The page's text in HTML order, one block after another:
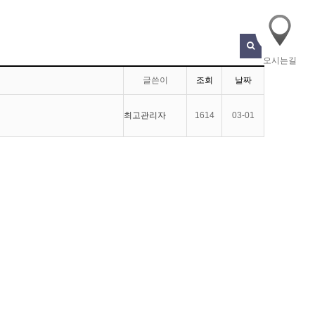
글쓴이 조회 날짜
최고관리자 1614 03-01
오시는길